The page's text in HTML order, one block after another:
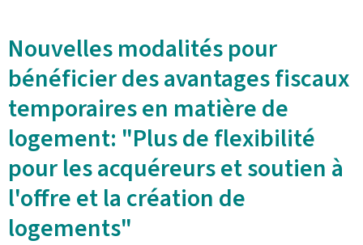
Nouvelles modalités pour
bénéficier des avantages fiscaux
temporaires en matière de
logement: "Plus de flexibilité
pour les acquéreurs et soutien à
l'offre et la création de
logements"